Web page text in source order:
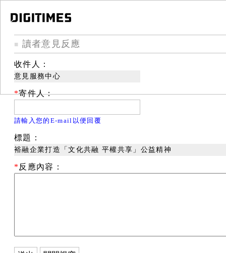
■ 讀者意見反應
收件人：
意見服務中心
*寄件人：
請輸入您的E-mail以便回覆
標題：
裕融企業打造「文化共融 平權共享」公益精神
* 反應內容：